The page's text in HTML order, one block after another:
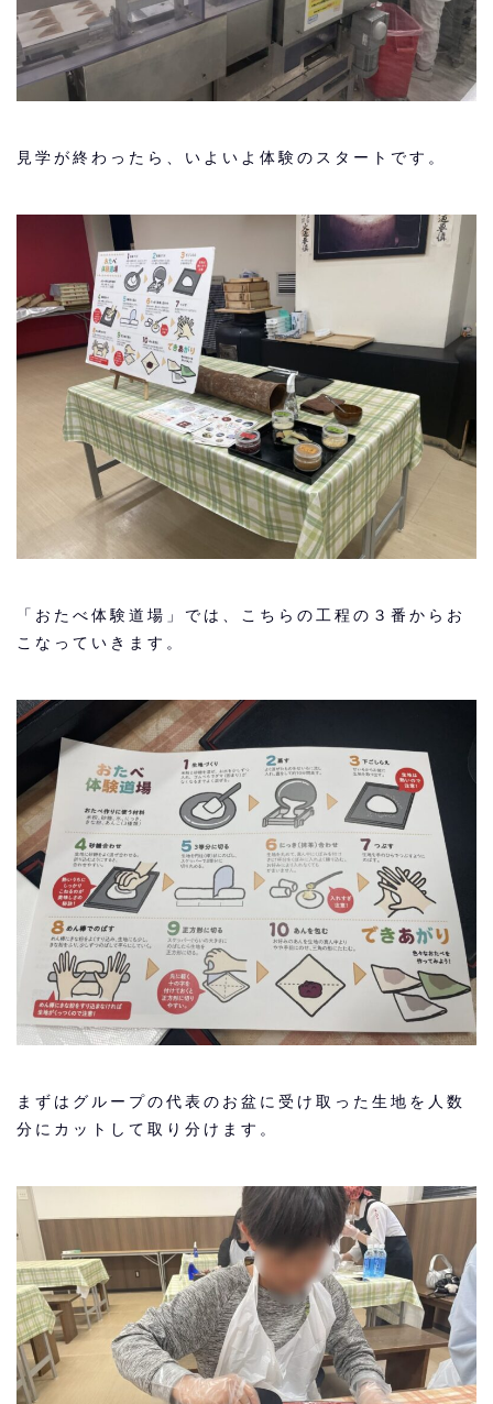
見学が終わったら、いよいよ体験のスタートです。
「おたべ体験道場」では、こちらの工程の３番からお
こなっていきます。
まずはグループの代表のお盆に受け取った生地を人数
分にカットして取り分けます。